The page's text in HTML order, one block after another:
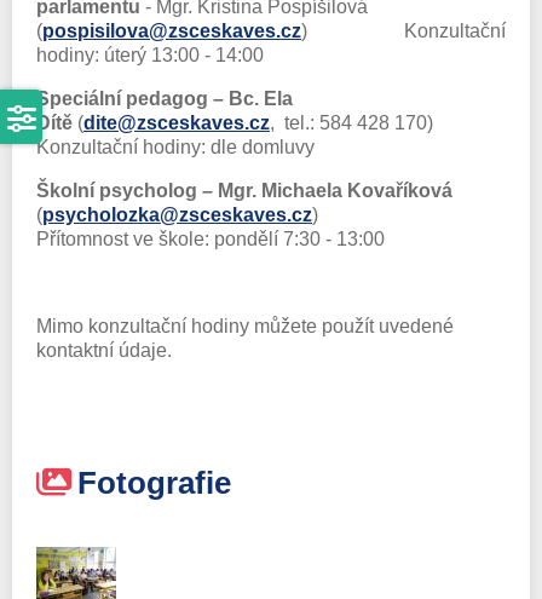
parlamentu - Mgr. Kristina Pospíšilová
(pospisilova@zsceskaves.cz) Konzultační
hodiny: úterý 13:00 - 14:00
Speciální pedagog – Bc. Ela
Dítě (dite@zsceskaves.cz, tel.: 584 428 170)
Konzultační hodiny: dle domluvy
Školní psycholog – Mgr. Michaela Kovaříková
(psycholozka@zsceskaves.cz)
Přítomnost ve škole: pondělí 7:30 - 13:00
Mimo konzultační hodiny můžete použít uvedené
kontaktní údaje.
Fotografie